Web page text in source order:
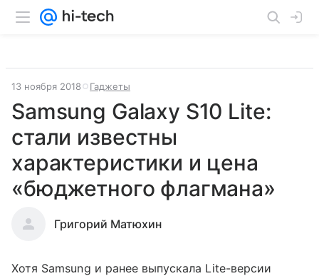
13 ноября 2018 Гаджеты
Samsung Galaxy S10 Lite:
стали известны
характеристики и цена
«бюджетного флагмана»
Григорий Матюхин
Хотя Samsung и ранее выпускала Lite-версии